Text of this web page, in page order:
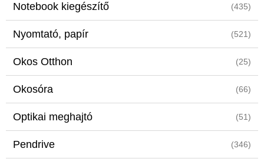
Notebook kiegészítő (435)
Nyomtató, papír (521)
Okos Otthon (25)
Okosóra (66)
Optikai meghajtó (51)
Pendrive (346)